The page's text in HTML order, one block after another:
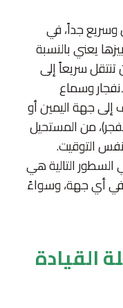
جداً، في
يعني بالنسبة
تنتقل سريعاً إلى
وسماع
إلى جهة اليمين أو
من المستحيل
نفس التوقيت.
التالية هي
في أي جهة، وسواءً
القيادة